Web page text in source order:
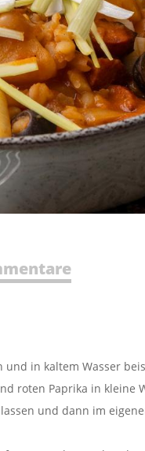
in kaltem Wasser
roten Paprika in kleine
und dann im